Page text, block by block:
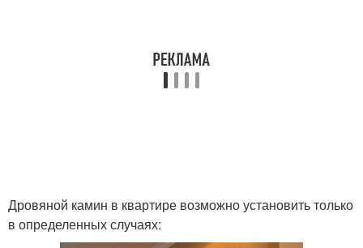
Дровяной камин в квартире возможно установить только
в определенных случаях: